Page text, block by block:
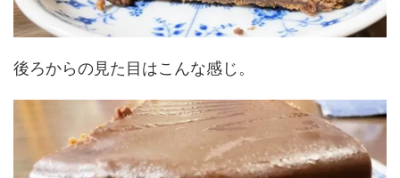
後ろからの見た目はこんな感じ。